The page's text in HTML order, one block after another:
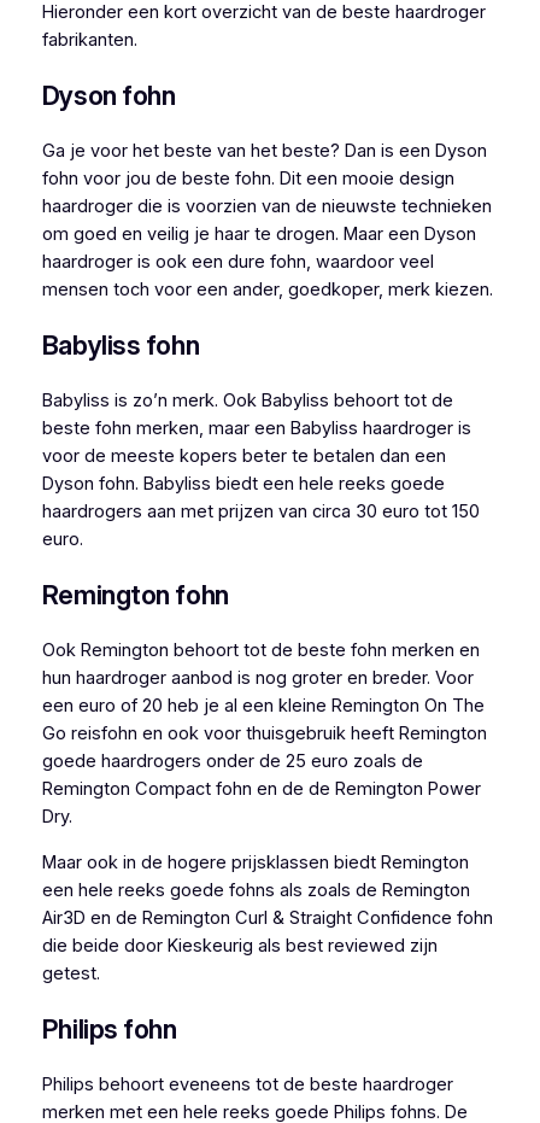
Hieronder een kort overzicht van de beste haardroger
fabrikanten.
Dyson fohn
Ga je voor het beste van het beste? Dan is een Dyson
fohn voor jou de beste fohn. Dit een mooie design
haardroger die is voorzien van de nieuwste technieken
om goed en veilig je haar te drogen. Maar een Dyson
haardroger is ook een dure fohn, waardoor veel
mensen toch voor een ander, goedkoper, merk kiezen.
Babyliss fohn
Babyliss is zo’n merk. Ook Babyliss behoort tot de
beste fohn merken, maar een Babyliss haardroger is
voor de meeste kopers beter te betalen dan een
Dyson fohn. Babyliss biedt een hele reeks goede
haardrogers aan met prijzen van circa 30 euro tot 150
euro.
Remington fohn
Ook Remington behoort tot de beste fohn merken en
hun haardroger aanbod is nog groter en breder. Voor
een euro of 20 heb je al een kleine Remington On The
Go reisfohn en ook voor thuisgebruik heeft Remington
goede haardrogers onder de 25 euro zoals de
Remington Compact fohn en de de Remington Power
Dry.
Maar ook in de hogere prijsklassen biedt Remington
een hele reeks goede fohns als zoals de Remington
Air3D en de Remington Curl & Straight Confidence fohn
die beide door Kieskeurig als best reviewed zijn
getest.
Philips fohn
Philips behoort eveneens tot de beste haardroger
merken met een hele reeks goede Philips fohns. De